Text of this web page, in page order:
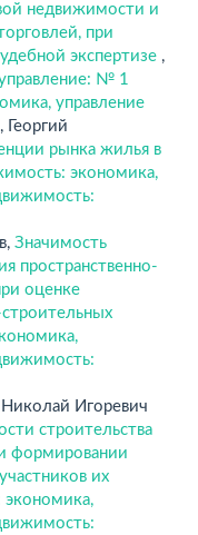
недвижимости и
при
экспертизе ,
№ 1
управление
Георгий
рынка жилья в
экономика,
Значимость
пространственно-
оценке
Николай Игоревич
строительства
формировании
их